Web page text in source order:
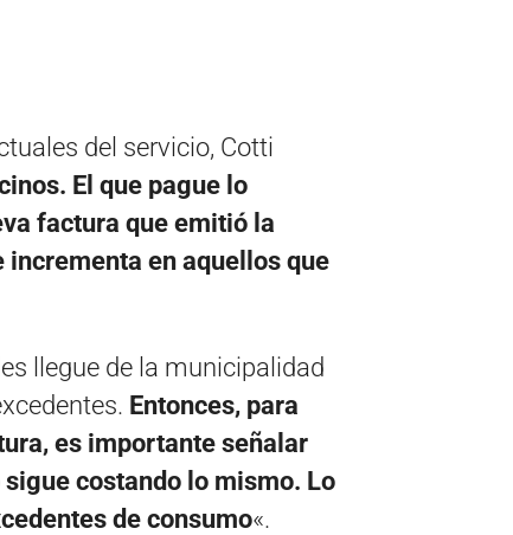
del servicio, Cotti
El que pague lo
factura que emitió la
en aquellos que
llegue de la municipalidad
Entonces, para
es importante señalar
costando lo mismo. Lo
de consumo«.